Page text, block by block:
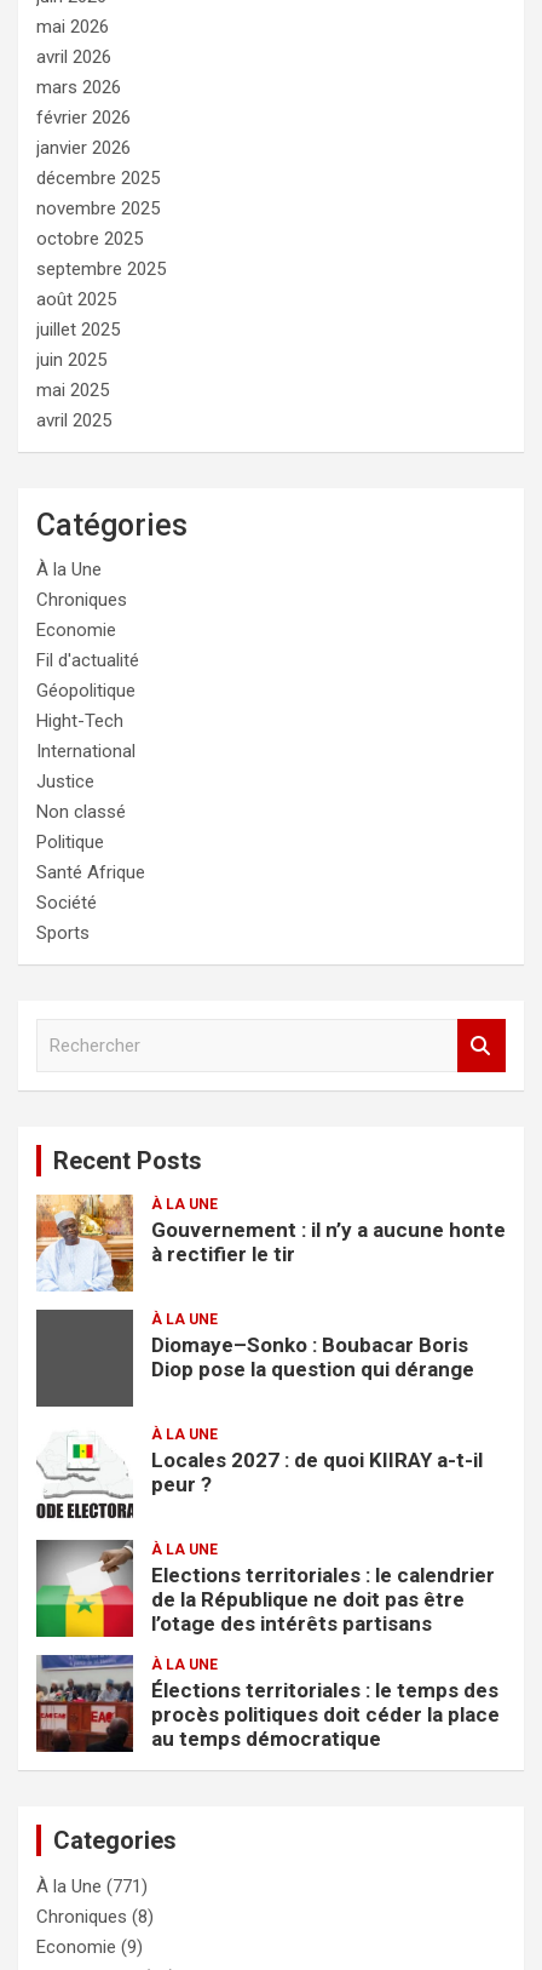
mai 2026
avril 2026
mars 2026
février 2026
janvier 2026
décembre 2025
novembre 2025
octobre 2025
septembre 2025
août 2025
juillet 2025
juin 2025
mai 2025
avril 2025
Catégories
À la Une
Chroniques
Economie
Fil d'actualité
Géopolitique
Hight-Tech
International
Justice
Non classé
Politique
Santé Afrique
Société
Sports
c
h
e
r
Recent Posts
À LA UNE
Gouvernement : il n’y a aucune honte
à rectifier le tir
À LA UNE
Diomaye–Sonko : Boubacar Boris
Diop pose la question qui dérange
À LA UNE
Locales 2027 : de quoi KIIRAY a-t-il
peur ?
À LA UNE
Elections territoriales : le calendrier
de la République ne doit pas être
l’otage des intérêts partisans
À LA UNE
Élections territoriales : le temps des
procès politiques doit céder la place
au temps démocratique
Categories
À la Une (771)
Chroniques (8)
Economie (9)